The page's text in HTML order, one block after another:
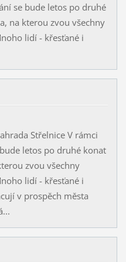
se bude letos po druhé
na kterou zvou všechny
lidí - křesťané i
Střelnice V rámci
letos po druhé konat
zvou všechny
lidí - křesťané i
v prospěch města